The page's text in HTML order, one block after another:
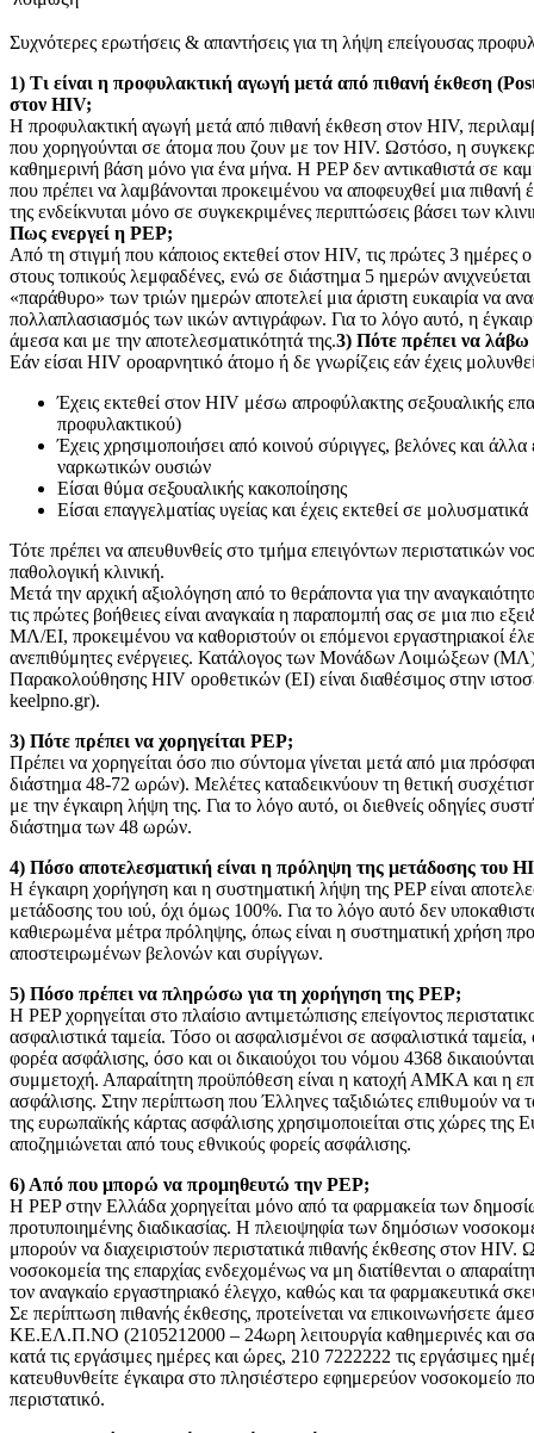
Συχνότερες ερωτήσεις & απαντήσεις για τη λήψη επείγουσας
1) Τι είναι η προφυλακτική αγωγή μετά από πιθανή έκθεση
στον HIV;
H προφυλακτική αγωγή μετά από πιθανή έκθεση στον HIV,
που χορηγούνται σε άτομα που ζουν με τον HIV. Ωστόσο, η
καθημερινή βάση μόνο για ένα μήνα. H PEP δεν αντικαθιστά σε
που πρέπει να λαμβάνονται προκειμένου να αποφευχθεί μια
της ενδείκνυται μόνο σε συγκεκριμένες περιπτώσεις βάσει των
Πως ενεργεί η PEP;
Από τη στιγμή που κάποιος εκτεθεί στον HIV, τις πρώτες 3 ημέρες ο
στους τοπικούς λεμφαδένες, ενώ σε διάστημα 5 ημερών
«παράθυρο» των τριών ημερών αποτελεί μια άριστη ευκαιρία να
πολλαπλασιασμός των ιικών αντιγράφων. Για το λόγο αυτό, η
άμεσα και με την αποτελεσματικότητά της.3) Πότε πρέπει να
Εάν είσαι HIV οροαρνητικό άτομο ή δε γνωρίζεις εάν έχεις
Έχεις εκτεθεί στον HIV μέσω απροφύλακτης σεξουαλικής
προφυλακτικού)
Έχεις χρησιμοποιήσει από κοινού σύριγγες, βελόνες και
ναρκωτικών ουσιών
Είσαι θύμα σεξουαλικής κακοποίησης
Είσαι επαγγελματίας υγείας και έχεις εκτεθεί σε
Τότε πρέπει να απευθυνθείς στο τμήμα επειγόντων περιστατικών
παθολογική κλινική.
Μετά την αρχική αξιολόγηση από το θεράποντα για την
τις πρώτες βοήθειες είναι αναγκαία η παραπομπή σας σε μια πιο
ΜΛ/ΕΙ, προκειμένου να καθοριστούν οι επόμενοι εργαστηριακοί
ανεπιθύμητες ενέργειες. Κατάλογος των Μονάδων Λοιμώξεων
Παρακολούθησης HIV οροθετικών (ΕΙ) είναι διαθέσιμος στην
keelpno.gr).
3) Πότε πρέπει να χορηγείται PEP;
Πρέπει να χορηγείται όσο πιο σύντομα γίνεται μετά από μια
διάστημα 48-72 ωρών). Mελέτες καταδεικνύουν τη θετική
με την έγκαιρη λήψη της. Για το λόγο αυτό, οι διεθνείς οδηγίες
διάστημα των 48 ωρών.
4) Πόσο αποτελεσματική είναι η πρόληψη της μετάδοσης του
Η έγκαιρη χορήγηση και η συστηματική λήψη της PEP είναι
μετάδοσης του ιού, όχι όμως 100%. Για το λόγο αυτό δεν
καθιερωμένα μέτρα πρόληψης, όπως είναι η συστηματική χρήση
αποστειρωμένων βελονών και συρίγγων.
5) Πόσο πρέπει να πληρώσω για τη χορήγηση της PEP;
Η PEP χορηγείται στο πλαίσιο αντιμετώπισης επείγοντος
ασφαλιστικά ταμεία. Τόσο οι ασφαλισμένοι σε ασφαλιστικά
φορέα ασφάλισης, όσο και οι δικαιούχοι του νόμου 4368
συμμετοχή. Απαραίτητη προϋπόθεση είναι η κατοχή ΑΜΚΑ και η
ασφάλισης. Στην περίπτωση που Έλληνες ταξιδιώτες επιθυμούν να
της ευρωπαϊκής κάρτας ασφάλισης χρησιμοποιείται στις χώρες
αποζημιώνεται από τους εθνικούς φορείς ασφάλισης.
6) Από που μπορώ να προμηθευτώ την PEP;
H PEP στην Ελλάδα χορηγείται μόνο από τα φαρμακεία των
προτυποιημένης διαδικασίας. Η πλειοψηφία των δημόσιων
μπορούν να διαχειριστούν περιστατικά πιθανής έκθεσης στον HIV.
νοσοκομεία της επαρχίας ενδεχομένως να μη διατίθενται ο
τον αναγκαίο εργαστηριακό έλεγχο, καθώς και τα φαρμακευτικά
Σε περίπτωση πιθανής έκθεσης, προτείνεται να επικοινωνήσετε
ΚΕ.ΕΛ.Π.ΝΟ (2105212000 – 24ωρη λειτουργία καθημερινές και
κατά τις εργάσιμες ημέρες και ώρες, 210 7222222 τις εργάσιμες
κατευθυνθείτε έγκαιρα στο πλησιέστερο εφημερεύον νοσοκομείο
περιστατικό.